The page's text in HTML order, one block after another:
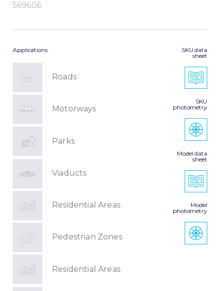
569606
Applications
Roads
Motorways
Parks
Viaducts
Residential Areas
Pedestrian Zones
Residential Areas
SKU data
sheet
SKU
photometry
Model data
sheet
Model
photometry